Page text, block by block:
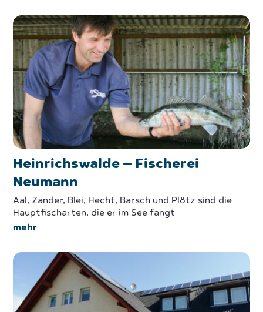
Heinrichswalde – Fischerei
Neumann
Aal, Zander, Blei, Hecht, Barsch und Plötz sind die
Hauptfischarten, die er im See fängt
mehr